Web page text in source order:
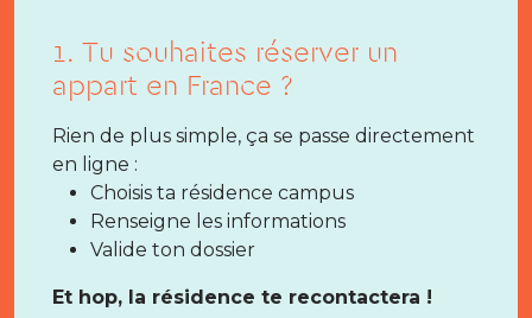
1. Tu souhaites réserver un
appart en France ?
Rien de plus simple, ça se passe directement
en ligne :
Choisis ta résidence campus
Renseigne les informations
Valide ton dossier
Et hop, la résidence te recontactera !